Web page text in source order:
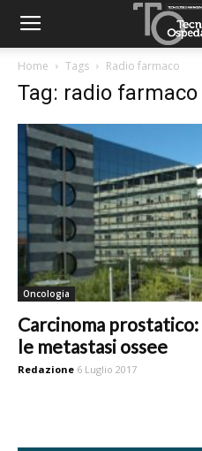
Home Tags Radio farmaco
Tag: radio farmaco
Oncologia
Carcinoma
le metastasi ossee
Redazione 6 Luglio 2017